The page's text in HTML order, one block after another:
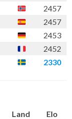
2457
2457
2453
2452
2330
Land
Elo